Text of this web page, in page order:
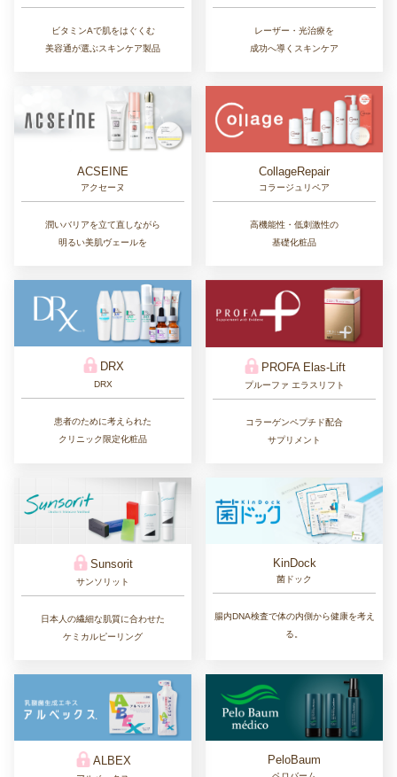
ビタミンAで肌をはぐくむ
美容通が選ぶスキンケア製品
レーザー・光治療を
成功へ導くスキンケア
ACSEINE
アクセーヌ
潤いバリアを立て直しながら
明るい美肌ヴェールを
CollageRepair
コラージュリペア
高機能性・低刺激性の
基礎化粧品
DRX
DRX
患者のために考えられた
クリニック限定化粧品
PROFA Elas-Lift
プルーファ エラスリフト
コラーゲンペプチド配合
サプリメント
Sunsorit
サンソリット
日本人の繊細な肌質に合わせた
ケミカルピーリング
KinDock
菌ドック
腸内DNA検査で体の内側から健康を考え
る。
ALBEX PeloBaum